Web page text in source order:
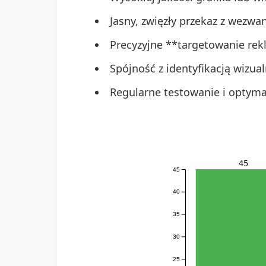
Jasny, zwięzły przekaz z
Precyzyjne **targetowanie
Spójność z identyfikacją
Regularne testowanie i
25
30
35
40
45
45